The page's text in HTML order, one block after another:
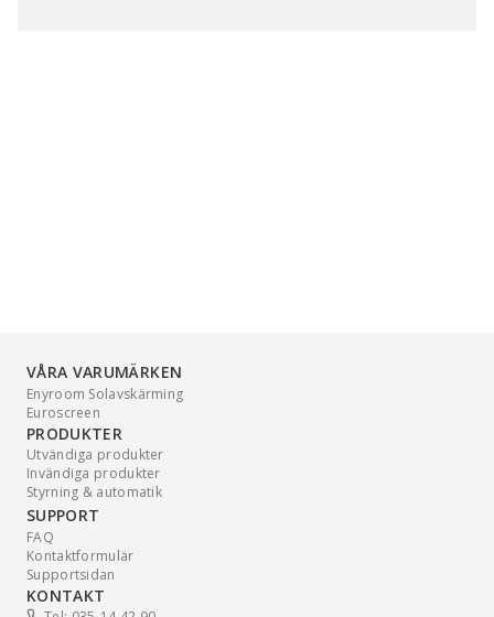
VÅRA VARUMÄRKEN
Enyroom Solavskärming
Euroscreen
PRODUKTER
Utvändiga produkter
Invändiga produkter
Styrning & automatik
SUPPORT
FAQ
Kontaktformulär
Supportsidan
KONTAKT